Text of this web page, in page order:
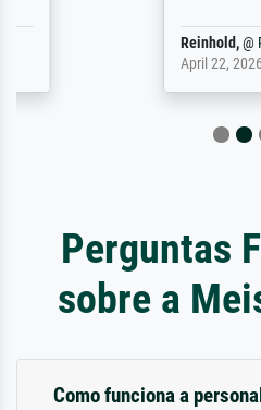
ProvenExpert
Perguntas
sobre a
Como funciona a